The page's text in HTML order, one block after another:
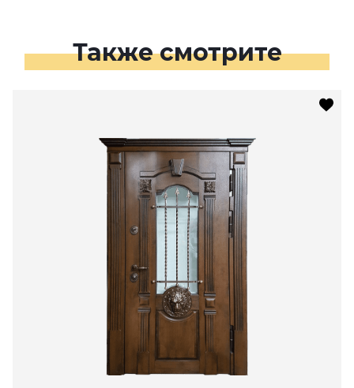
Также смотрите